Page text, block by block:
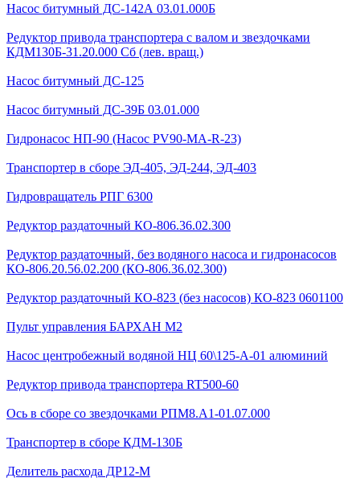
Насос битумный ДС-142А 03.01.000Б
Редуктор привода транспортера с валом и звездочками
КДМ130Б-31.20.000 Сб (лев. вращ.)
Насос битумный ДС-125
Насос битумный ДС-39Б 03.01.000
Гидронасос НП-90 (Насос PV90-MA-R-23)
Транспортер в сборе ЭД-405, ЭД-244, ЭД-403
Гидровращатель РПГ 6300
Редуктор раздаточный КО-806.36.02.300
Редуктор раздаточный, без водяного насоса и гидронасосов
КО-806.20.56.02.200 (КО-806.36.02.300)
Редуктор раздаточный КО-823 (без насосов) КО-823 0601100
Пульт управления БАРХАН М2
Насос центробежный водяной НЦ 60\125-А-01 алюминий
Редуктор привода транспортера RT500-60
Ось в сборе со звездочками РПМ8.А1-01.07.000
Транспортер в сборе КДМ-130Б
Делитель расхода ДР12-М